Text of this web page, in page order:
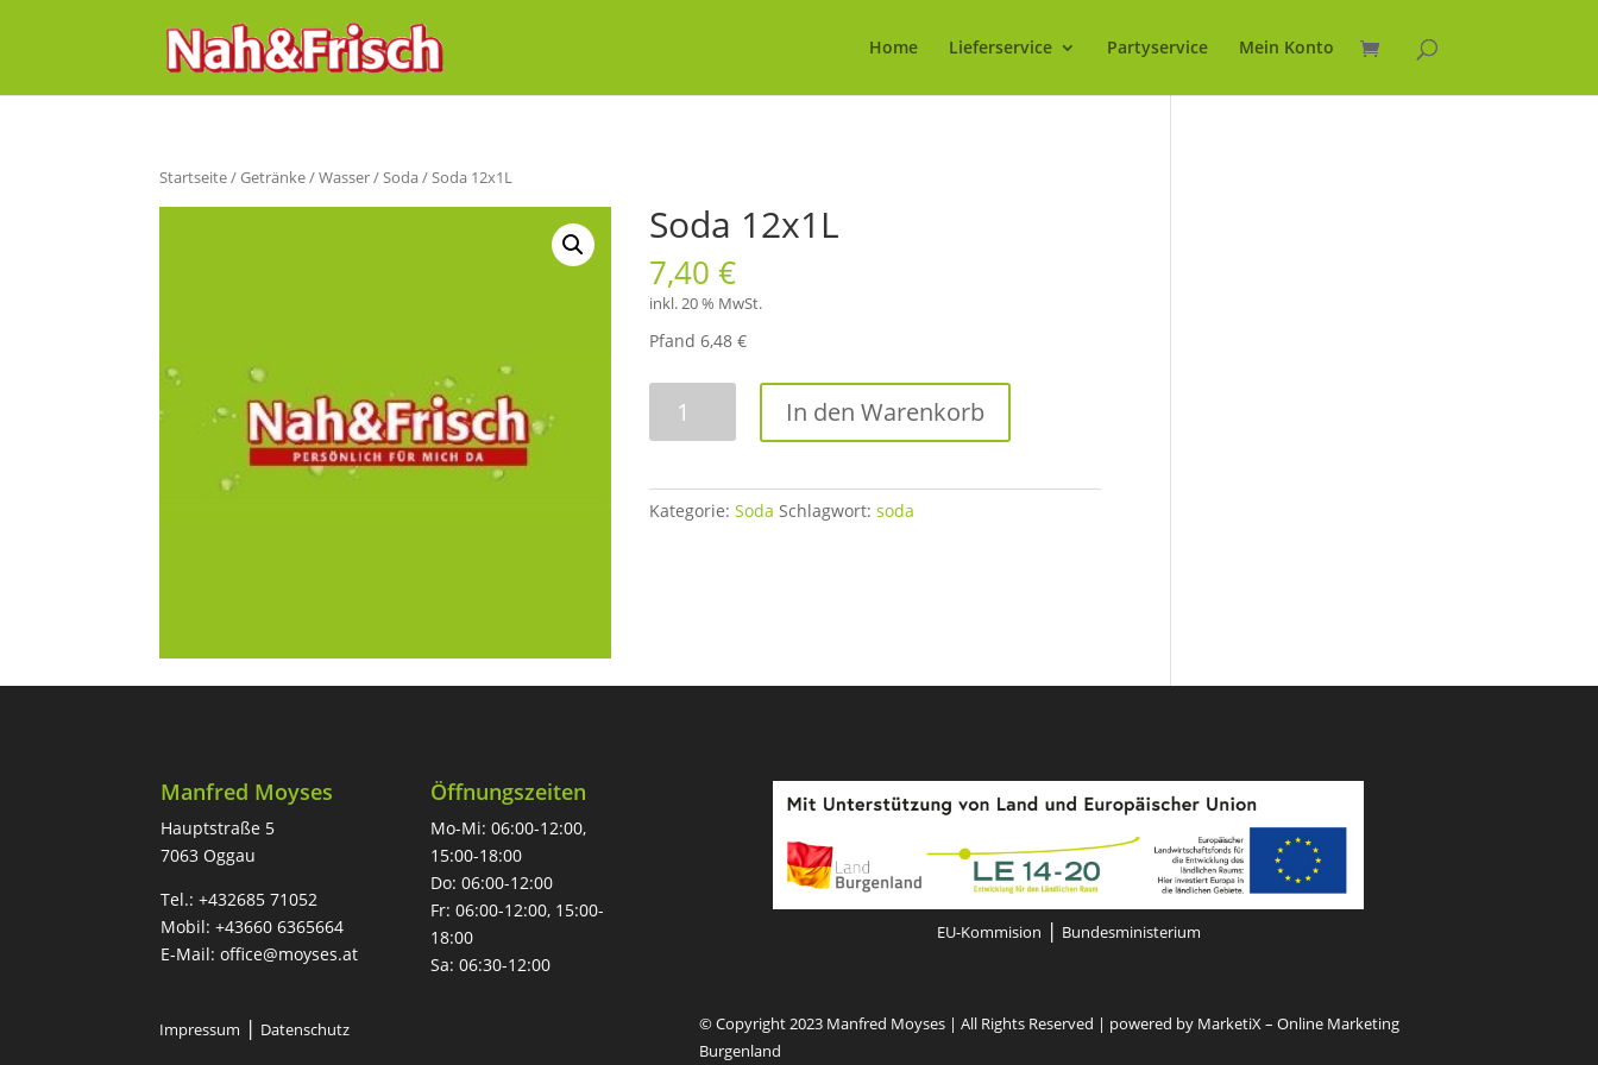
Home Lieferservice Partyservice Mein Konto
Startseite/Getränke/Wasser/Soda/ Soda 12x1L
Soda 12x1L
7,40€
inkl. 20 % MwSt.
Pfand 6,48 €
12x1L
In den Warenkorb
Kategorie:Soda Schlagwort:soda
Manfred Moyses
Hauptstraße 5
7063 Oggau
Tel.: +432685 71052
Mobil: +43660 6365664
E-Mail: office@moyses.at
Öffnungszeiten
Mo-Mi: 06:00-12:00,
15:00-18:00
Do: 06:00-12:00
Fr: 06:00-12:00, 15:00-
18:00
Sa: 06:30-12:00
EU-Kommision | Bundesministerium
Impressum | Datenschutz © Copyright 2023 Manfred Moyses | All Rights Reserved | powered by MarketiX – Online Marketing
Burgenland